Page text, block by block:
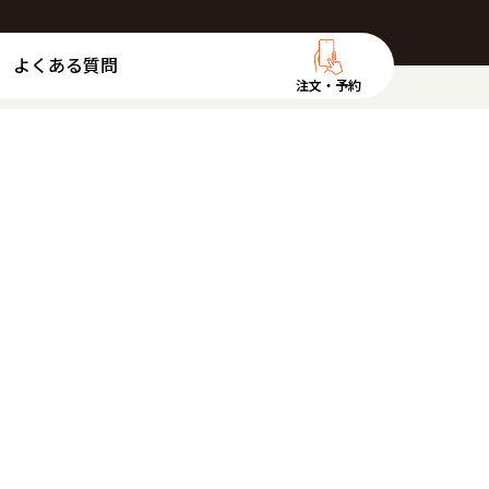
注文・予約
よくある質問